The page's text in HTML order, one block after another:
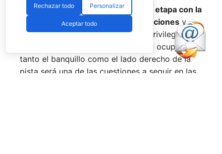
el verano,Virseda inicia una nueva etapa con la
mirada puesta en recuperar sensaciones y
volver a pelear por posiciones de privilegio en
el circuito. La incógnita sobre quién ocupará
tanto el banquillo como el lado derecho de la
pista será una de las cuestiones a seguir en las
Rechazar todo Personalizar
Aceptar todo